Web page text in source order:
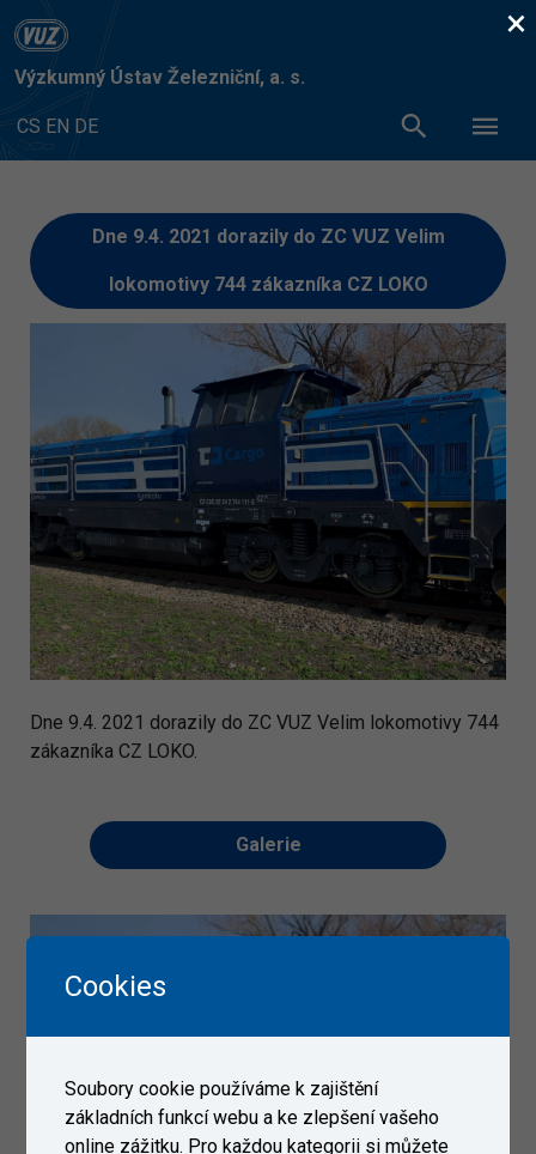
Výzkumný Ústav Železniční, a. s.
CS EN DE
Dne 9.4. 2021 dorazily do ZC VUZ Velim
lokomotivy 744 zákazníka CZ LOKO
Dne 9.4. 2021 dorazily do ZC VUZ Velim lokomotivy 744
zákazníka CZ LOKO.
Galerie
×
Cookies
Soubory cookie používáme k zajištění
základních funkcí webu a ke zlepšení vašeho
online zážitku. Pro každou kategorii si můžete